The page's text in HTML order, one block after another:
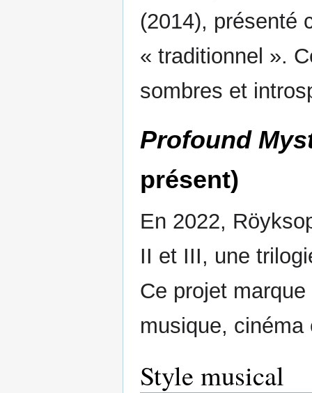
(2014), présenté
« traditionnel ».
sombres et
Profound
présent)
En 2022,
II et III, une
Ce projet
musique,
Style musical